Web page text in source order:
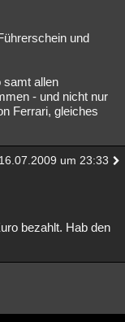
und
samt allen
- und nicht nur
Ferrari, gleiches
16.07.2009 um 23:33
bezahlt. Hab den